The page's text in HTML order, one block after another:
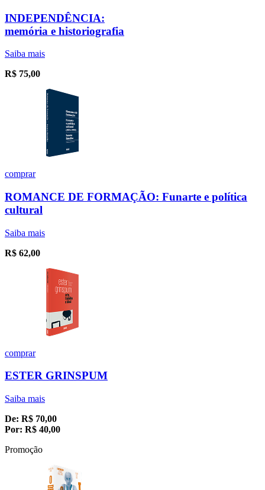
INDEPENDÊNCIA:
memória e historiografia
Saiba mais
R$ 75,00
comprar
ROMANCE DE FORMAÇÃO: Funarte e política
cultural
Saiba mais
R$ 62,00
comprar
ESTER GRINSPUM
Saiba mais
De: R$ 70,00
Por: R$ 40,00
Promoção